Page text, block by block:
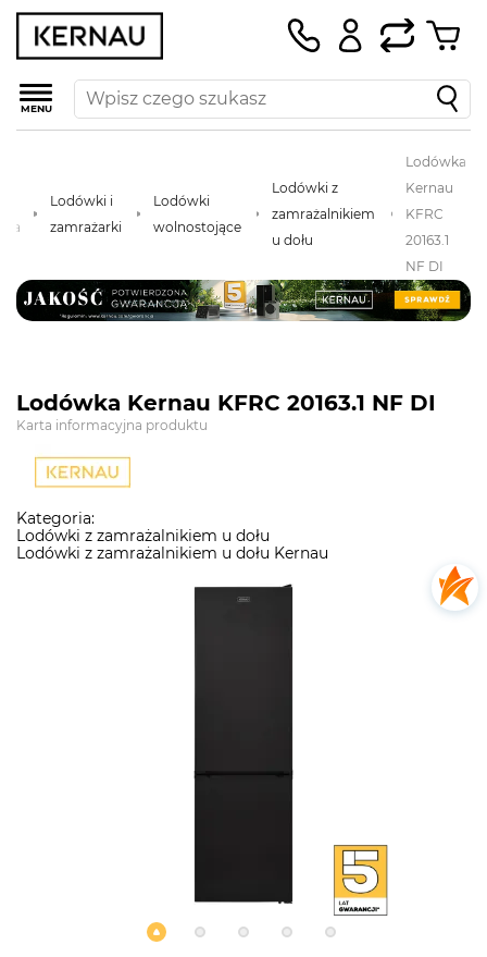
MENU
Lodówki i
zamrażarki
Lodówki
wolnostojące
Lodówki z
zamrażalnikiem
u dołu
Lodówka
Kernau
KFRC
20163.1
NF DI
Lodówka Kernau KFRC 20163.1 NF DI
Karta informacyjna produktu
Kategoria:
Lodówki z zamrażalnikiem u dołu
Lodówki z zamrażalnikiem u dołu Kernau